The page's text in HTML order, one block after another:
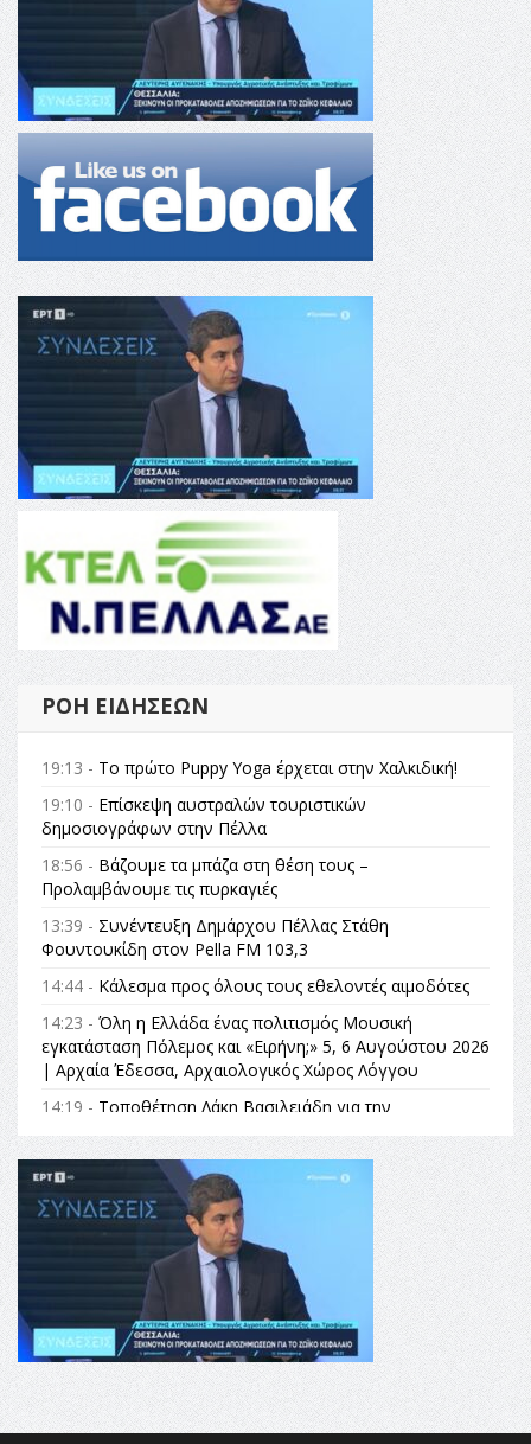
ΡΟΉ ΕΙΔΉΣΕΩΝ
19:13 - Το πρώτο Puppy Yoga έρχεται στην Χαλκιδική!
19:10 - Επίσκεψη αυστραλών τουριστικών
δημοσιογράφων στην Πέλλα
18:56 - Βάζουμε τα μπάζα στη θέση τους –
Προλαμβάνουμε τις πυρκαγιές
13:39 - Συνέντευξη Δημάρχου Πέλλας Στάθη
Φουντουκίδη στον Pella FM 103,3
14:44 - Κάλεσμα προς όλους τους εθελοντές αιμοδότες
14:23 - Όλη η Ελλάδα ένας πολιτισμός Μουσική
εγκατάσταση Πόλεμος και «Ειρήνη;» 5, 6 Αυγούστου 2026
| Αρχαία Έδεσσα, Αρχαιολογικός Χώρος Λόγγου
14:19 - Τοποθέτηση Λάκη Βασιλειάδη για την
Αναθεώρηση του Συντάγματος: «Σε τέτοιες κορυφαίες
θεσμικές διαδικασίες υπάρχει μόνο η ευθύνη απέναντι
στις επόμενες γενιές»
16:35 -Το πρόγραμμα του ΠΑΟΚ στον δεύτερο γύρο του
Champions League!
Όλυμπος: Εντάχθηκε στον Κατάλογο Παγκόσμιας
Κληρονομιάς της UNESCO – Ομόφωνη η απόφαση Ο
Όλυμπος αναγνωρίστηκε ως φυσικό και πολιτιστικό
αγαθό εξέχουσας οικουμενικής αξίας για την
ανθρωπότητα
16:18 - ΕΝΟΡΙΑΚΕΣ ΚΑΛΟΚΑΙΡΙΝΕΣ ΔΡΑΣΕΙΣ ΓΙΑ ΠΑΙΔΙΑ
ΣΤΗΝ ΕΔΕΣΣΑ